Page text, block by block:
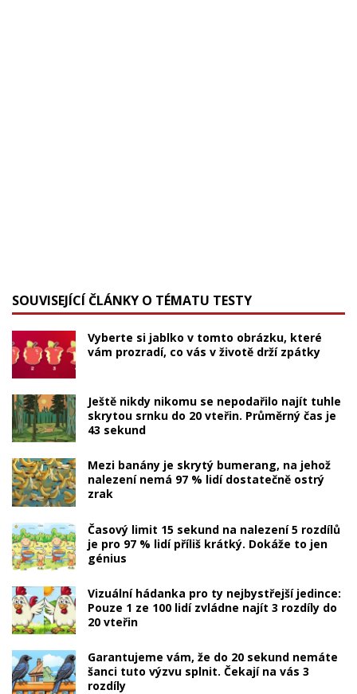
SOUVISEJÍCÍ ČLÁNKY O TÉMATU TESTY
Vyberte si jablko v tomto obrázku, které
vám prozradí, co vás v životě drží zpátky
Ještě nikdy nikomu se nepodařilo najít tuhle
skrytou srnku do 20 vteřin. Průměrný čas je
43 sekund
Mezi banány je skrytý bumerang, na jehož
nalezení nemá 97 % lidí dostatečně ostrý
zrak
Časový limit 15 sekund na nalezení 5 rozdílů
je pro 97 % lidí příliš krátký. Dokáže to jen
génius
Vizuální hádanka pro ty nejbystřejší jedince:
Pouze 1 ze 100 lidí zvládne najít 3 rozdíly do
20 vteřin
Garantujeme vám, že do 20 sekund nemáte
šanci tuto výzvu splnit. Čekají na vás 3
rozdíly